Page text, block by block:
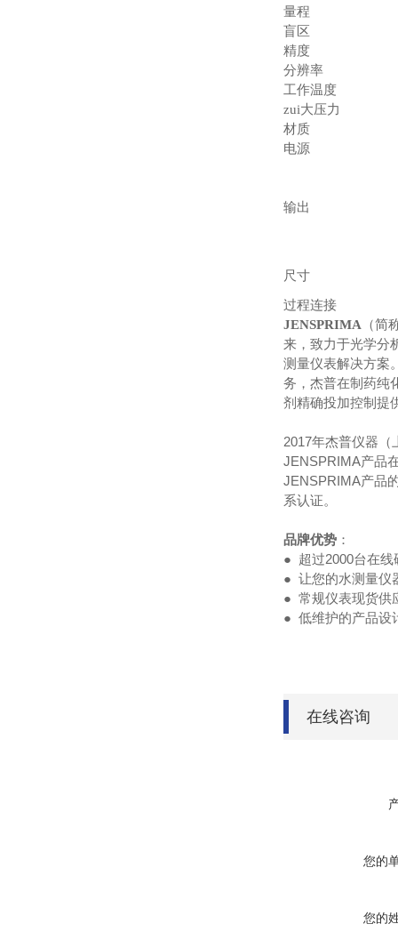
量程
盲区
精度
分辨率
工作温度
zui大压力
材质
电源
输出
尺寸
过程连接
JENSPRIMA （简
来，致力于光学分
测量仪表解决方案
务，杰普在制药纯
剂精确投加控制提
2017年杰普仪器
JENSPRIMA产品
JENSPRIMA产品
系认证。
品牌优势 ：
● 超过2000台在线
● 让您的水测量仪
● 常规仪表现货供
● 低维护的产品设
在线咨询
您的
您的